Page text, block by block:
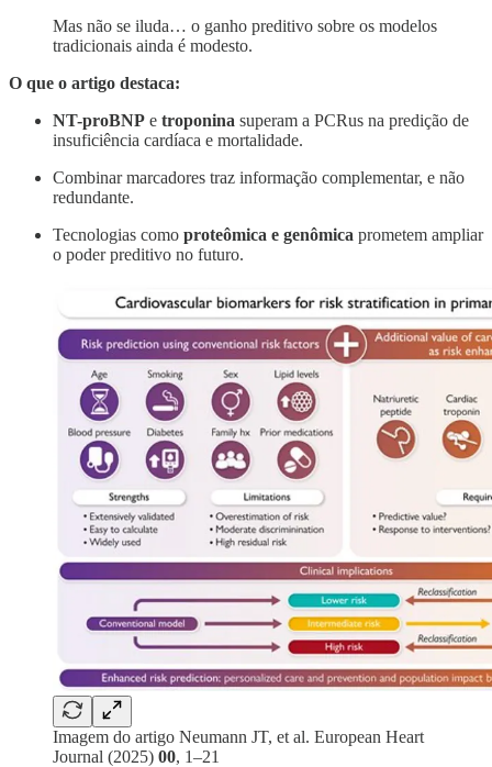
Mas não se iluda… o ganho preditivo sobre os modelos
tradicionais ainda é modesto.
O que o artigo destaca:
NT-proBNP e troponina superam a PCRus na predição de
insuficiência cardíaca e mortalidade.
Combinar marcadores traz informação complementar, e não
redundante.
Tecnologias como proteômica e genômica prometem ampliar
o poder preditivo no futuro.
Imagem do artigo Neumann JT, et al. European Heart
Journal (2025) 00, 1–21